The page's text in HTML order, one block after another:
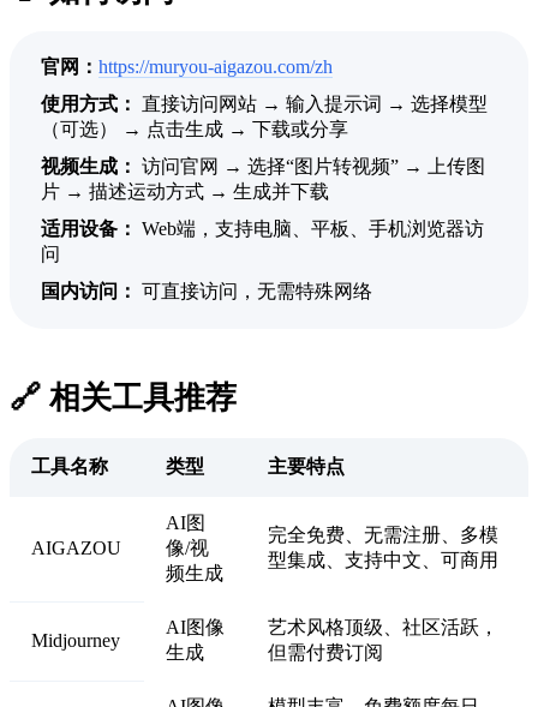
官网： https://muryou-aigazou.com/zh
使用方式： 直接访问网站 → 输入提示词 → 选择模型
（可选） → 点击生成 → 下载或分享
视频生成： 访问官网 → 选择“图片转视频” → 上传图
片 → 描述运动方式 → 生成并下载
适用设备： Web端，支持电脑、平板、手机浏览器访
问
国内访问： 可直接访问，无需特殊网络
🔗 相关工具推荐
工具名称 类型 主要特点
AIGAZOU
AI图
像/视
频生成
完全免费、无需注册、多模
型集成、支持中文、可商用
Midjourney
AI图像
生成
艺术风格顶级、社区活跃，
但需付费订阅